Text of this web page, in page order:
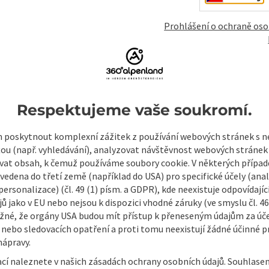
Otevírací
Nezávazná
Prohlášení o ochraně
Respektujeme vaše soukromí.
poskytnout komplexní zážitek z používání webových stránek s
(např. vyhledávání), analyzovat návštěvnost webových stránek
obsah, k čemuž používáme soubory cookie. V některých
do třetí země (například do USA) pro specifické účely
(čl. 49 (1) písm. a GDPR), kde neexistuje
jako v EU nebo nejsou k dispozici vhodné záruky (ve smyslu čl. 46
že orgány USA budou mít přístup k přeneseným údajům za
sledovacích opatření a proti tomu neexistují žádné účinné
naleznete v našich zásadách ochrany osobních údajů.